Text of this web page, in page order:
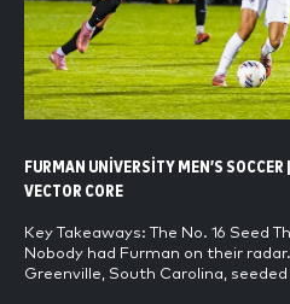
FURMAN UNIVERSITY MEN’S
VECTOR CORE
Key Takeaways: The No. 16 Seed
Nobody had Furman on their
Greenville, South Carolina,